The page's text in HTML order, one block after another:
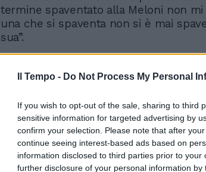
Il Tempo - Do Not Process My Personal
If you wish to opt-out of the sale, sharing to third
sensitive information for targeted advertising by
confirm your selection. Please note that after
continue seeing interest-based ads based on
information disclosed to third parties prior to
further disclosure of your personal information by
termine spaventato alla Meloni non mi
una che si spaventa non si è mai
sua”.
Ue, Meloni
"logica dei
ai migranti